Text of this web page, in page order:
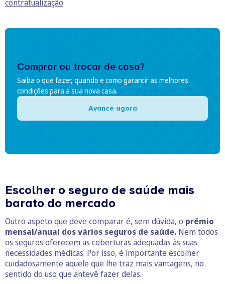
contratualização
Comprar ou trocar de casa?
Saiba o que fazer, quando e como garantir as melhores
condições para a sua nova casa.
Avance agora
Escolher o seguro de saúde mais
barato do mercado
Outro aspeto que deve comparar é, sem dúvida, o prémio
mensal/anual dos vários seguros de saúde. Nem todos
os seguros oferecem as coberturas adequadas às suas
necessidades médicas. Por isso, é importante escolher
cuidadosamente aquele que lhe traz mais vantagens, no
sentido do uso que antevê fazer delas.